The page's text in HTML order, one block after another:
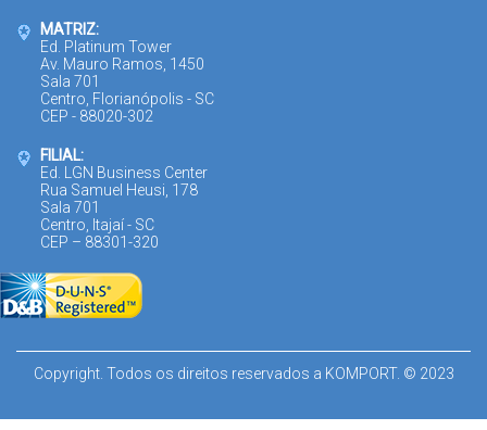
MATRIZ:
Ed. Platinum Tower
Av. Mauro Ramos, 1450
Sala 701
Centro, Florianópolis - SC
CEP - 88020-302
FILIAL:
Ed. LGN Business Center
Rua Samuel Heusi, 178
Sala 701
Centro, Itajaí - SC
CEP – 88301-320
Copyright. Todos os direitos reservados a KOMPORT. © 2023